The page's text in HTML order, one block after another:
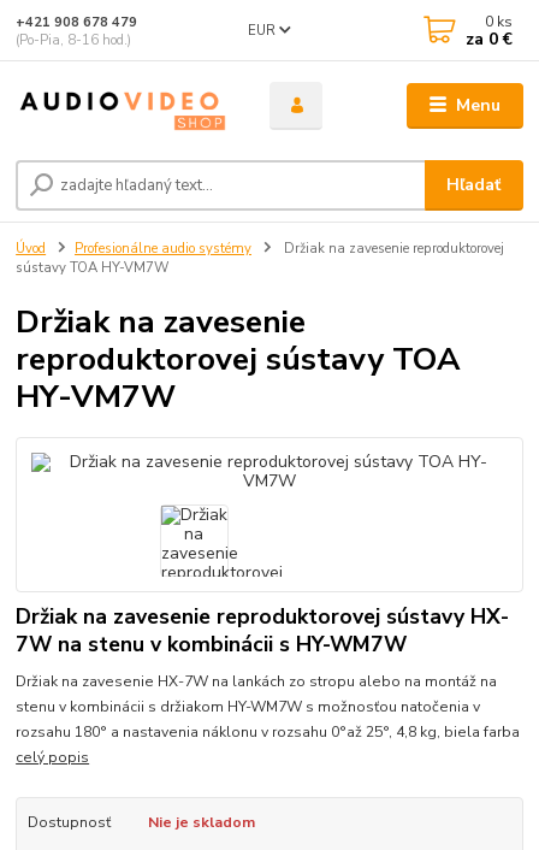
Menu
EUR
Hľadať
+421 908 678 479
(Po-Pia, 8-16 hod.)
0 ks
za 0 €
Úvod Profesionálne audio systémy
Držiak na zavesenie reproduktorovej
sústavy TOA HY-VM7W
Držiak na zavesenie
reproduktorovej sústavy TOA
HY-VM7W
Držiak na zavesenie reproduktorovej sústavy HX-
7W na stenu v kombinácii s HY-WM7W
Držiak na zavesenie HX-7W na lankách zo stropu alebo na montáž na
stenu v kombinácii s držiakom HY-WM7W s možnosťou natočenia v
rozsahu 180° a nastavenia náklonu v rozsahu 0°až 25°, 4,8 kg, biela farba
celý popis
Dostupnosť Nie je skladom